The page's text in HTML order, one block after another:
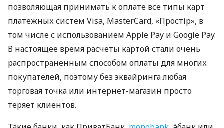
позволяющая принимать к оплате все типы карт
платежных систем Visa, MasterCard, «Простір», в
том числе с использованием Apple Pay и Google Pay.
В настоящее время расчеты картой стали очень
распространенным способом оплаты для многих
покупателей, поэтому без эквайринга любая
торговая точка или интернет-магазин просто
теряет клиентов.